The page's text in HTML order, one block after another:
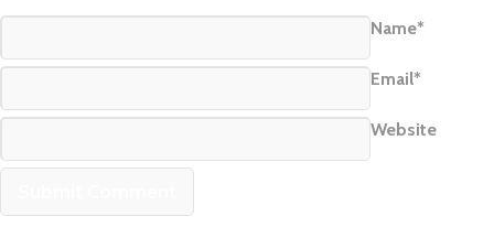
Name*
Email*
Website